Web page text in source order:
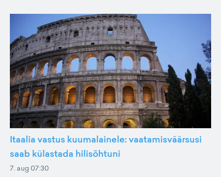
Itaalia vastus kuumalainele: vaatamisväärsusi
saab külastada hilisõhtuni
7. aug 07:30